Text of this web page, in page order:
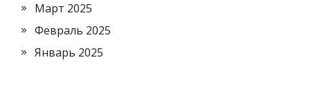
Март 2025
Февраль 2025
Январь 2025